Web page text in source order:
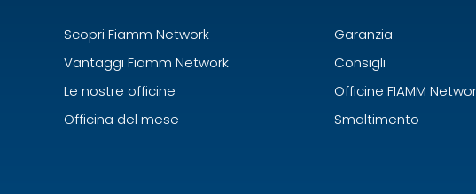
Scopri Fiamm Network
Vantaggi Fiamm Network
Le nostre officine
Officina del mese
Garanzia
Consigli
Officine FIAMM
Smaltimento